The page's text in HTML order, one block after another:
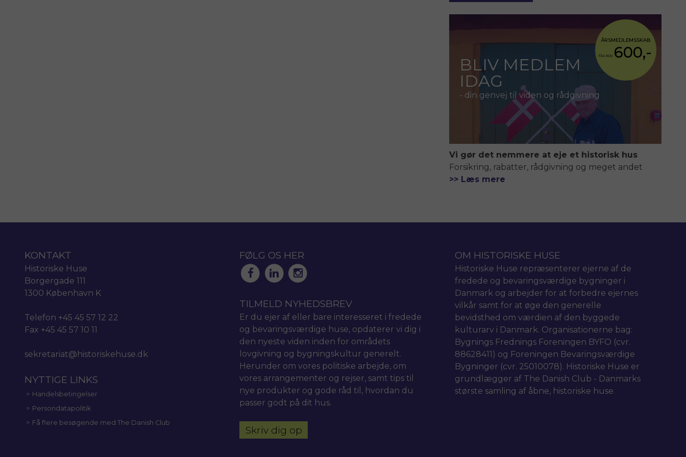
BLIV MEDLEM
IDAG
- din genvej til viden og rådgivning
ÅRSMEDLEMSSKAB
FRA KUN 600,-
Vi gør det nemmere at eje et historisk hus
Forsikring, rabatter, rådgivning og meget andet
>> Læs mere
KONTAKT
Historiske Huse
Borgergade 111
1300 København K
Telefon +45 45 57 12 22
Fax +45 45 57 10 11
sekretariat@historiskehuse.dk
NYTTIGE LINKS
Handelsbetingelser
Persondatapolitik
Få flere besøgende med The Danish Club
FØLG OS HER
TILMELD NYHEDSBREV
Er du ejer af eller bare interesseret i fredede
og bevaringsværdige huse, opdaterer vi dig i
den nyeste viden inden for områdets
lovgivning og bygningskultur generelt.
Herunder om vores politiske arbejde, om
vores arrangementer og rejser, samt tips til
nye produkter og gode råd til, hvordan du
passer godt på dit hus.
Skriv dig op
OM HISTORISKE HUSE
Historiske Huse repræsenterer ejerne af de
fredede og bevaringsværdige bygninger i
Danmark og arbejder for at forbedre ejernes
vilkår samt for at øge den generelle
bevidsthed om værdien af den byggede
kulturarv i Danmark. Organisationerne bag:
Bygnings Frednings Foreningen BYFO (cvr.
88628411) og Foreningen Bevaringsværdige
Bygninger (cvr. 25010078). Historiske Huse er
grundlægger af The Danish Club - Danmarks
største samling af åbne, historiske huse.